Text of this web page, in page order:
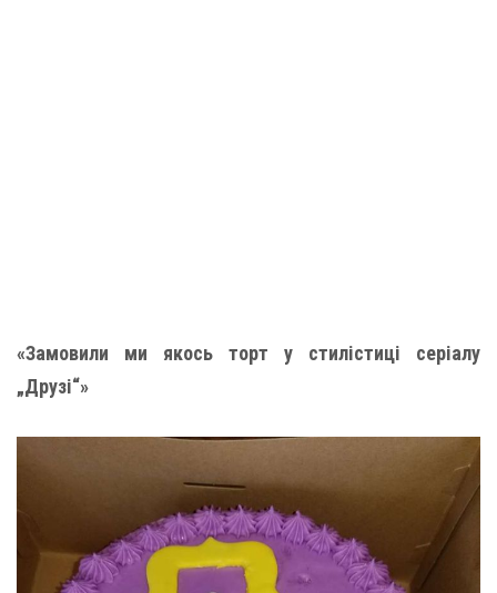
«Замовили ми якось торт у стилістиці серіалу
„Друзі“»